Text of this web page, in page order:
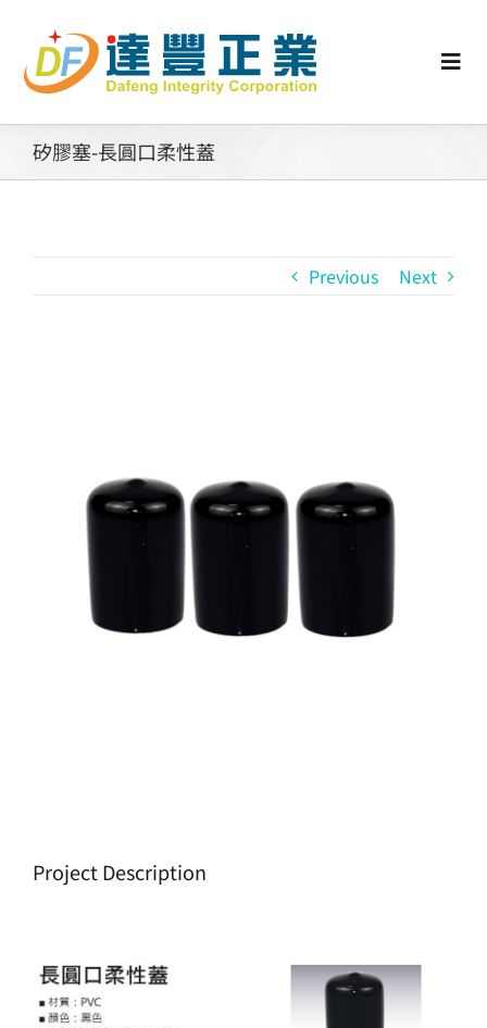
content
認識矽膠
生產製造
選購指南
矽膠塞-長圓口柔性蓋
Previous Next
Project Description